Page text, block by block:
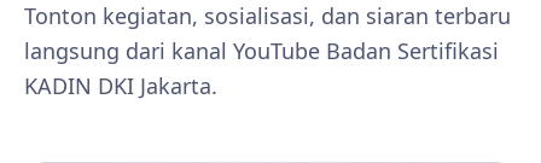
Tonton kegiatan, sosialisasi, dan siaran terbaru
langsung dari kanal YouTube Badan Sertifikasi
KADIN DKI Jakarta.